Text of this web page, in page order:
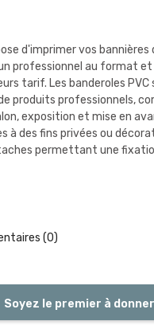
d'imprimer vos bannières
professionnel au format
tarif. Les banderoles
produits professionnels,
exposition et mise en
à des fins privées ou
permettant une
(0)
Soyez le premier à